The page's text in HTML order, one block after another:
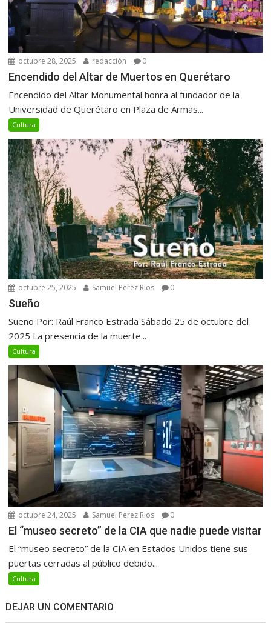
octubre 28, 2025 redacción 0
Encendido del Altar de Muertos en Querétaro
Encendido del Altar Monumental honra al fundador de la
Universidad de Querétaro en Plaza de Armas...
Cultura
octubre 25, 2025 Samuel Perez Rios 0
Sueño
Sueño Por: Raúl Franco Estrada Sábado 25 de octubre del
2025 La presencia de la muerte...
Cultura
octubre 24, 2025 Samuel Perez Rios 0
El “museo secreto” de la CIA que nadie puede visitar
El “museo secreto” de la CIA en Estados Unidos tiene sus
puertas cerradas al público debido...
Cultura
DEJAR UN COMENTARIO